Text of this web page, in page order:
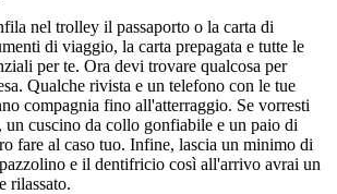
nel trolley il passaporto o la carta di
di viaggio, la carta prepagata e tutte le
per te. Ora devi trovare qualcosa per
Qualche rivista e un telefono con le tue
compagnia fino all'atterraggio. Se vorresti
un cuscino da collo gonfiabile e un paio di
fare al caso tuo. Infine, lascia un minimo di
e il dentifricio così all'arrivo avrai un
rilassato.